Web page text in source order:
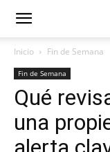
Inicio Fin de Semana
Fin de Semana
Qué
una